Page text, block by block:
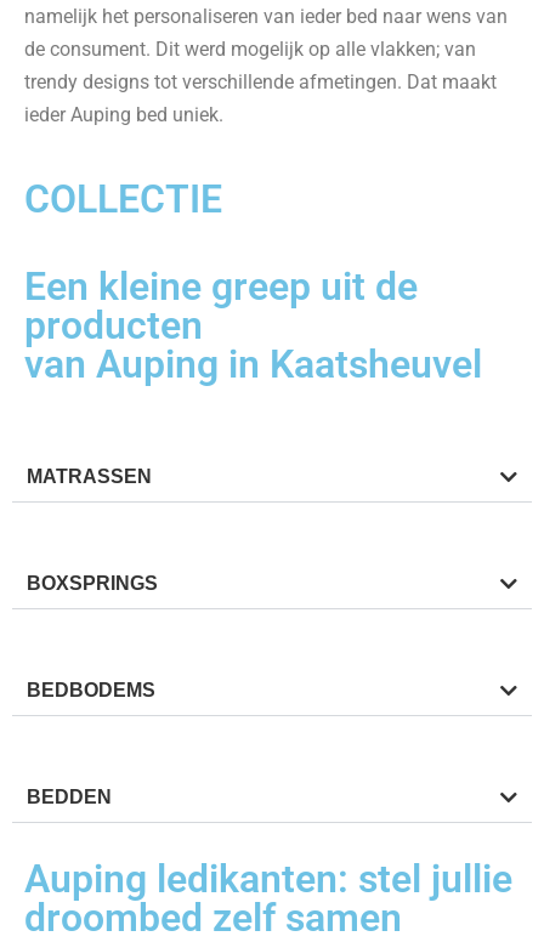
namelijk het personaliseren van ieder bed naar wens van
de consument. Dit werd mogelijk op alle vlakken; van
trendy designs tot verschillende afmetingen. Dat maakt
ieder Auping bed uniek.
COLLECTIE
Een kleine greep uit de
producten
van Auping in Kaatsheuvel
MATRASSEN
BOXSPRINGS
BEDBODEMS
BEDDEN
Auping ledikanten: stel jullie
droombed zelf samen